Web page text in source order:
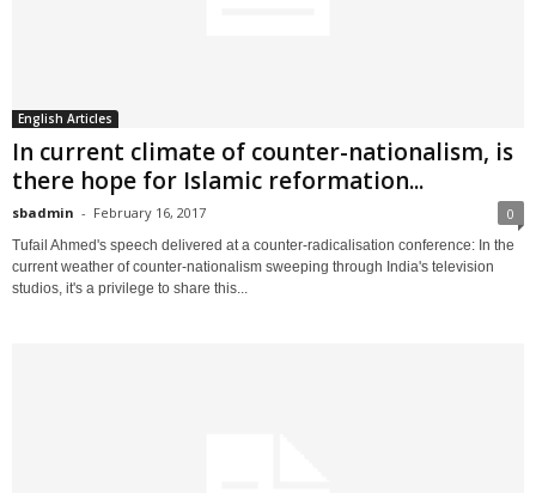
English Articles
In current climate of counter-nationalism, is
there hope for Islamic reformation...
sbadmin - February 16, 2017 0
Tufail Ahmed's speech delivered at a counter-radicalisation conference: In the
current weather of counter-nationalism sweeping through India's television
studios, it's a privilege to share this...